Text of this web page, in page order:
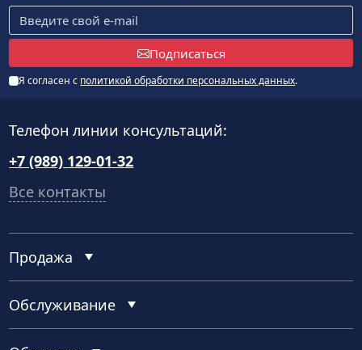
Подписаться
Я согласен с политикой обработки персональных данных.
Телефон линии консультаций:
+7 (989) 129-01-32
Все контакты
Продажа
Обслуживание